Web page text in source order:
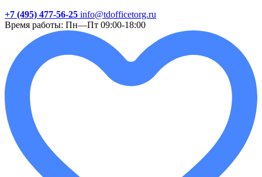
+7 (495) 477-56-25 info@tdofficetorg.ru
Время работы: Пн—Пт 09:00-18:00